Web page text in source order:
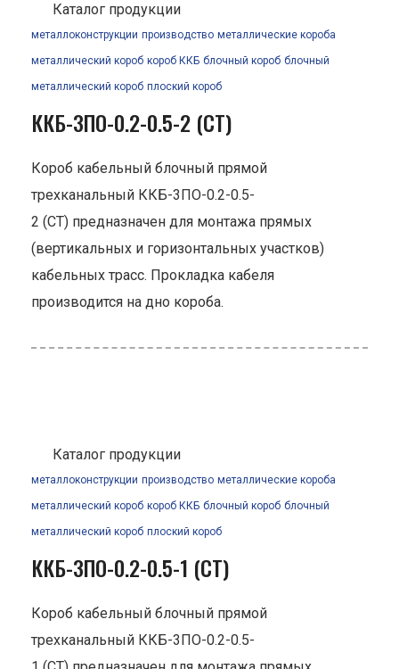
Каталог продукции
металлоконструкции производство металлические короба
металлический короб короб ККБ блочный короб блочный
металлический короб плоский короб
ККБ-3ПО-0.2-0.5-2 (СТ)
Короб кабельный блочный прямой
трехканальный ККБ-3ПО-0.2-0.5-
2 (СТ) предназначен для монтажа прямых
(вертикальных и горизонтальных участков)
кабельных трасс. Прокладка кабеля
производится на дно короба.
Каталог продукции
металлоконструкции производство металлические короба
металлический короб короб ККБ блочный короб блочный
металлический короб плоский короб
ККБ-3ПО-0.2-0.5-1 (СТ)
Короб кабельный блочный прямой
трехканальный ККБ-3ПО-0.2-0.5-